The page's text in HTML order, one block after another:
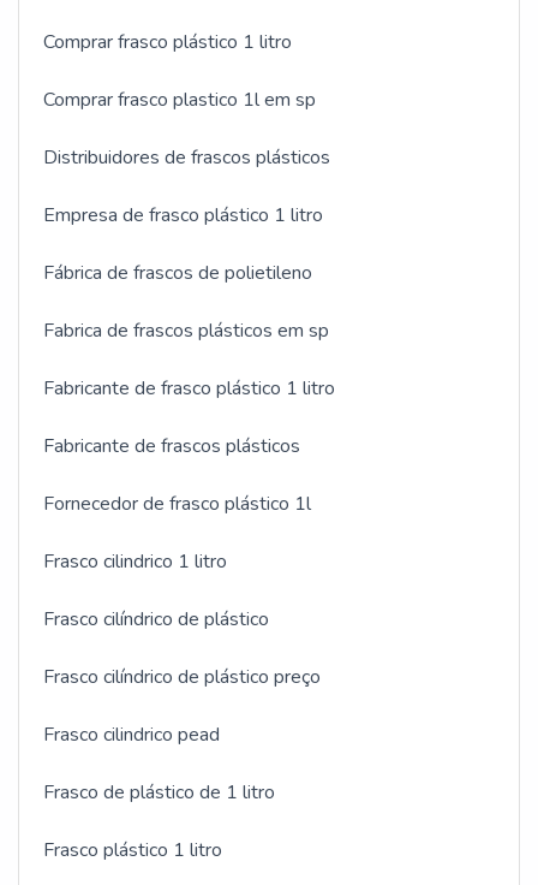
Comprar frasco plástico 1 litro
Comprar frasco plastico 1l em sp
Distribuidores de frascos plásticos
Empresa de frasco plástico 1 litro
Fábrica de frascos de polietileno
Fabrica de frascos plásticos em sp
Fabricante de frasco plástico 1 litro
Fabricante de frascos plásticos
Fornecedor de frasco plástico 1l
Frasco cilindrico 1 litro
Frasco cilíndrico de plástico
Frasco cilíndrico de plástico preço
Frasco cilindrico pead
Frasco de plástico de 1 litro
Frasco plástico 1 litro